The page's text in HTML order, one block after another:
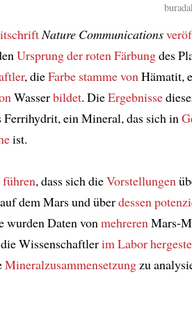
Nature Communications
Ursprung der roten Färbungdes
, dieFarbe stamme vonHämatit,
Wasserbildet. DieErgebnisse
Ferrihydrit, ein Mineral, das sich in
ist.
führen, dass sich dieVorstellungen
auf dem Mars und überdessen
wurden Daten vonmehrerenMars-
die Wissenschaftlerim Labor
Mineralzusammensetzungzu